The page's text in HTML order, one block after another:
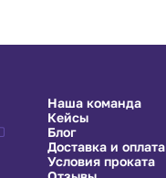
Наша команда
Кейсы
Блог
Доставка и оплата
Условия проката